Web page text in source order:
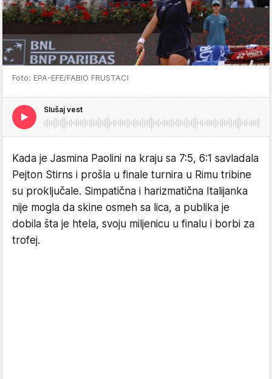
Foto: EPA-EFE/FABIO FRUSTACI
Slušaj vest
Kada je Jasmina Paolini na kraju sa 7:5, 6:1 savladala
Pejton Stirns i prošla u finale turnira u Rimu tribine
su proključale. Simpatična i harizmatična Italijanka
nije mogla da skine osmeh sa lica, a publika je
dobila šta je htela, svoju miljenicu u finalu i borbi za
trofej.